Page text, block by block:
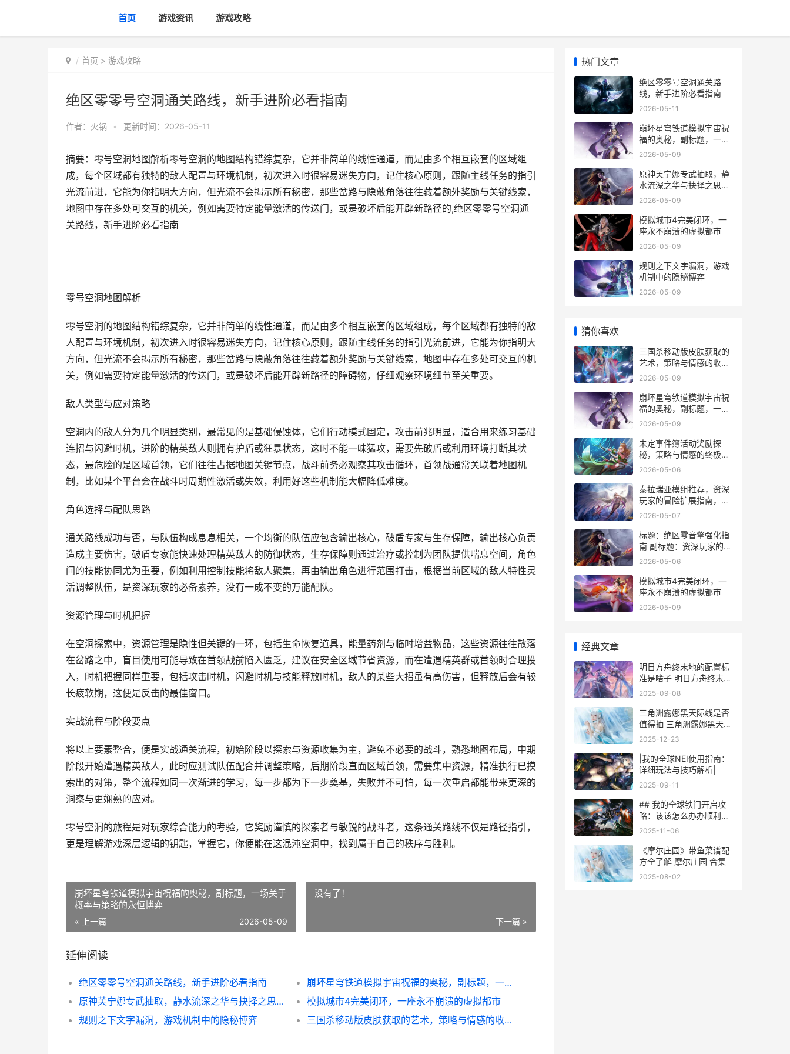
首页 游戏资讯 游戏攻略
首页 > 游戏攻略
绝区零零号空洞通关路线，新手进阶必看指南
作者： 火锅 • 更新时间：2026-05-11
摘要：零号空洞地图解析零号空洞的地图结构错综复杂，它并非简单的线性通道，而是由多个相互嵌套的区域组
成，每个区域都有独特的敌人配置与环境机制，初次进入时很容易迷失方向，记住核心原则，跟随主线任务的指引
光流前进，它能为你指明大方向，但光流不会揭示所有秘密，那些岔路与隐蔽角落往往藏着额外奖励与关键线索，
地图中存在多处可交互的机关，例如需要特定能量激活的传送门，或是破坏后能开辟新路径的,绝区零零号空洞通
关路线，新手进阶必看指南
零号空洞地图解析
零号空洞的地图结构错综复杂，它并非简单的线性通道，而是由多个相互嵌套的区域组成，每个区域都有独特的敌
人配置与环境机制，初次进入时很容易迷失方向，记住核心原则，跟随主线任务的指引光流前进，它能为你指明大
方向，但光流不会揭示所有秘密，那些岔路与隐蔽角落往往藏着额外奖励与关键线索，地图中存在多处可交互的机
关，例如需要特定能量激活的传送门，或是破坏后能开辟新路径的障碍物，仔细观察环境细节至关重要。
敌人类型与应对策略
空洞内的敌人分为几个明显类别，最常见的是基础侵蚀体，它们行动模式固定，攻击前兆明显，适合用来练习基础
连招与闪避时机，进阶的精英敌人则拥有护盾或狂暴状态，这时不能一味猛攻，需要先破盾或利用环境打断其状
态，最危险的是区域首领，它们往往占据地图关键节点，战斗前务必观察其攻击循环，首领战通常关联着地图机
制，比如某个平台会在战斗时周期性激活或失效，利用好这些机制能大幅降低难度。
角色选择与配队思路
通关路线成功与否，与队伍构成息息相关，一个均衡的队伍应包含输出核心，破盾专家与生存保障，输出核心负责
造成主要伤害，破盾专家能快速处理精英敌人的防御状态，生存保障则通过治疗或控制为团队提供喘息空间，角色
间的技能协同尤为重要，例如利用控制技能将敌人聚集，再由输出角色进行范围打击，根据当前区域的敌人特性灵
活调整队伍，是资深玩家的必备素养，没有一成不变的万能配队。
资源管理与时机把握
在空洞探索中，资源管理是隐性但关键的一环，包括生命恢复道具，能量药剂与临时增益物品，这些资源往往散落
在岔路之中，盲目使用可能导致在首领战前陷入匮乏，建议在安全区域节省资源，而在遭遇精英群或首领时合理投
入，时机把握同样重要，包括攻击时机，闪避时机与技能释放时机，敌人的某些大招虽有高伤害，但释放后会有较
长疲软期，这便是反击的最佳窗口。
实战流程与阶段要点
将以上要素整合，便是实战通关流程，初始阶段以探索与资源收集为主，避免不必要的战斗，熟悉地图布局，中期
阶段开始遭遇精英敌人，此时应测试队伍配合并调整策略，后期阶段直面区域首领，需要集中资源，精准执行已摸
索出的对策，整个流程如同一次渐进的学习，每一步都为下一步奠基，失败并不可怕，每一次重启都能带来更深的
洞察与更娴熟的应对。
零号空洞的旅程是对玩家综合能力的考验，它奖励谨慎的探索者与敏锐的战斗者，这条通关路线不仅是路径指引，
更是理解游戏深层逻辑的钥匙，掌握它，你便能在这混沌空洞中，找到属于自己的秩序与胜利。
崩坏星穹铁道模拟宇宙祝福的奥秘，副标题，一场关于
概率与策略的永恒博弈
« 上一篇 2026-05-09
没有了！
下一篇 »
延伸阅读
绝区零零号空洞通关路线，新手进阶必看指南
崩坏星穹铁道模拟宇宙祝福的奥秘，副标题，一场关于概率与策略的永恒博弈
原神芙宁娜专武抽取，静水流深之华与抉择之思，副标题，静水之华与凡尘抉择
模拟城市4完美闭环，一座永不崩溃的虚拟都市
规则之下文字漏洞，游戏机制中的隐秘博弈
三国杀移动版皮肤获取的艺术，策略与情感的收藏之旅
热门文章
绝区零零号空洞通关路
线，新手进阶必看指南
2026-05-11
崩坏星穹铁道模拟宇宙祝
福的奥秘，副标题，一场
关于概率与策略的永恒博
2026-05-09
原神芙宁娜专武抽取，静
水流深之华与抉择之思，
副标题，静水之华与凡尘
2026-05-09
模拟城市4完美闭环，一
座永不崩溃的虚拟都市
2026-05-09
规则之下文字漏洞，游戏
机制中的隐秘博弈
2026-05-09
猜你喜欢
三国杀移动版皮肤获取的
艺术，策略与情感的收藏
之旅
2026-05-09
崩坏星穹铁道模拟宇宙祝
福的奥秘，副标题，一场
关于概率与策略的永恒博
2026-05-09
未定事件簿活动奖励探
秘，策略与情感的终极回
馈
2026-05-06
泰拉瑞亚模组推荐，资深
玩家的冒险扩展指南，副
标题，开启超越原版的奇
2026-05-07
标题：绝区零音擎强化指
南 副标题：资深玩家的深
度解析与实战心得
2026-05-06
模拟城市4完美闭环，一
座永不崩溃的虚拟都市
2026-05-09
经典文章
明日方舟终末地的配置标
准是啥子 明日方舟终末地
测试资格
2025-09-08
三角洲露娜黑天际线是否
值得抽 三角洲露娜黑天际
线头像
2025-12-23
|我的全球NEI使用指南：
详细玩法与技巧解析|
2025-09-11
## 我的全球铁门开启攻
略：该该怎么办办顺利开
启铁门？
2025-11-06
《摩尔庄园》带鱼菜谱配
方全了解 摩尔庄园 合集
2025-08-02